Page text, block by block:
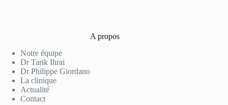
A propos
Notre équipe
Dr Tarik Ihrai
Dr Philippe Giordano
La clinique
Actualité
Contact